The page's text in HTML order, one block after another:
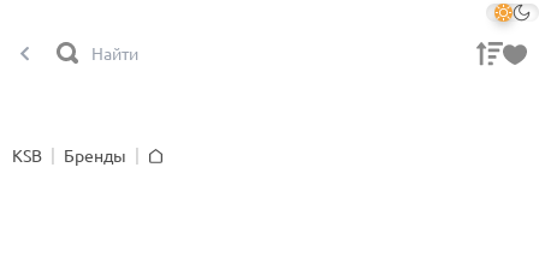
KSB
Бренды